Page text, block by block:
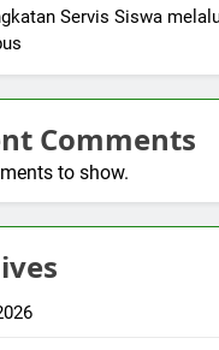
Servis Siswa
Comments
to show.